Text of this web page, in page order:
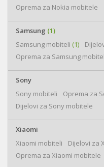
Oprema za Nokia mobitele
Samsung (1)
Samsung mobiteli (1)
Oprema za Samsung
Sony
Sony mobiteli
Oprema za
Dijelovi za Sony mobitele
Xiaomi
Xiaomi mobiteli
Dijelovi za
Oprema za Xiaomi mobitele